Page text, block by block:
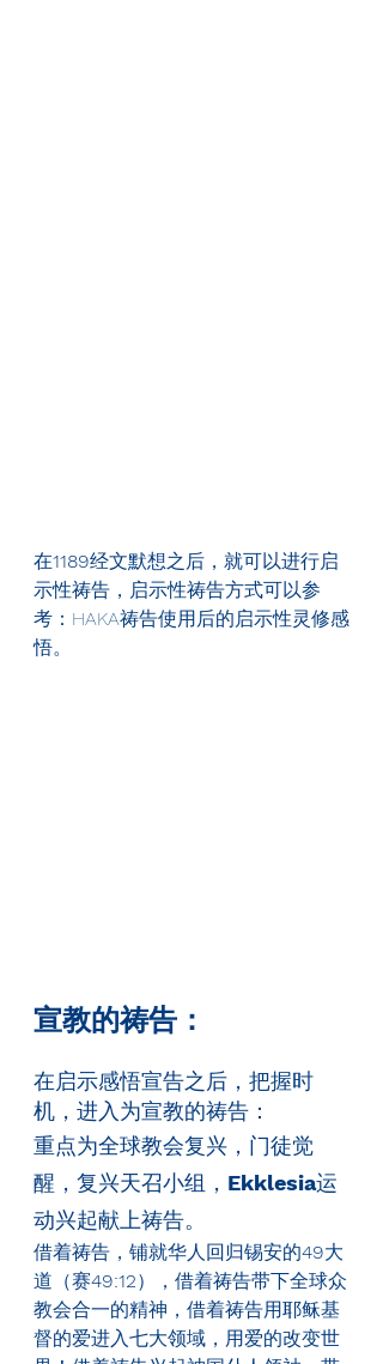
在1189经文默想之后，就可以进行启
示性祷告，启示性祷告方式可以参
考：HAKA祷告使用后的启示性灵修感
悟。
宣教的祷告：
在启示感悟宣告之后，把握时
机，进入为宣教的祷告：
重点为全球教会复兴，门徒觉
醒，复兴天召小组， Ekklesia运
动兴起献上祷告。
借着祷告，铺就华人回归锡安的49大
道（赛49:12），借着祷告带下全球众
教会合一的精神，借着祷告用耶稣基
督的爱进入七大领域，用爱的改变世